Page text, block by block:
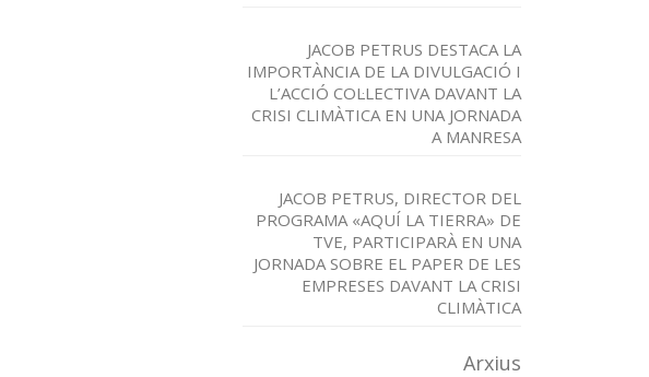
JACOB PETRUS DESTACA LA
IMPORTÀNCIA DE LA DIVULGACIÓ I
L’ACCIÓ COL·LECTIVA DAVANT LA
CRISI CLIMÀTICA EN UNA JORNADA
A MANRESA
JACOB PETRUS, DIRECTOR DEL
PROGRAMA «AQUÍ LA TIERRA» DE
TVE, PARTICIPARÀ EN UNA
JORNADA SOBRE EL PAPER DE LES
EMPRESES DAVANT LA CRISI
CLIMÀTICA
Arxius